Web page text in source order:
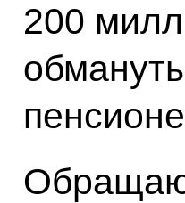
200
Обращаю